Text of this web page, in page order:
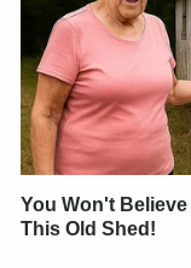
You Won't
This Old Shed!